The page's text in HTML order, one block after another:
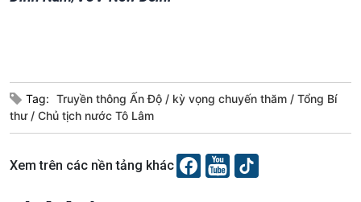
Chuyện đêm
Tag: Truyền thông Ấn Độ kỳ vọng chuyến thăm
Tổng Bí
thư
Chủ tịch nước Tô Lâm
Xem trên các nền tảng khác